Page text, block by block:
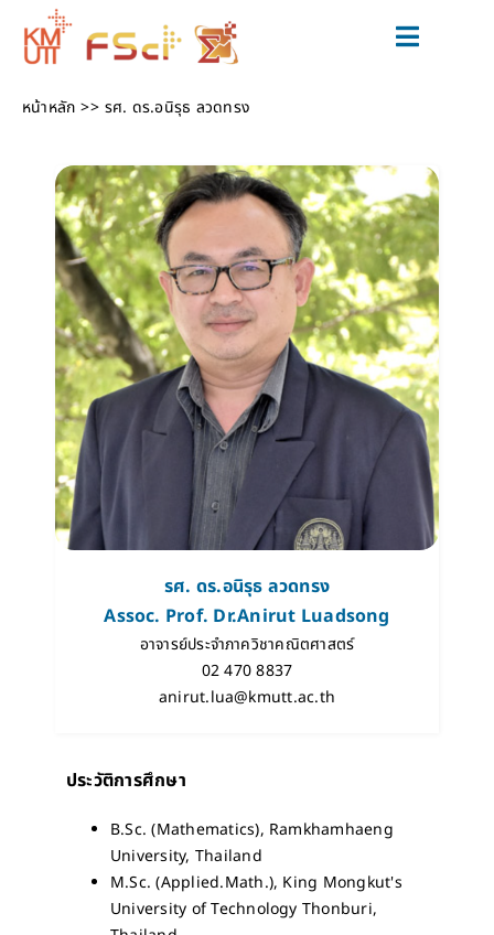
content
Toggle
สมัครเรียน
วิจัยและนวัตกรรม
ข่าวสารและกิจกรรม
สำหรับนักศึกษาปัจจุบัน
เกี่ยวกับเรา
หน้าหลัก รศ. ดร.อนิรุธ ลวดทรง
รศ. ดร.อนิรุธ ลวดทรง
Assoc. Prof. Dr.Anirut Luadsong
อาจารย์ประจำภาควิชาคณิตศาสตร์
02 470 8837
anirut.lua@kmutt.ac.th
ประวัติการศึกษา
B.Sc. (Mathematics), Ramkhamhaeng
University, Thailand
M.Sc. (Applied.Math.), King Mongkut's
University of Technology Thonburi,